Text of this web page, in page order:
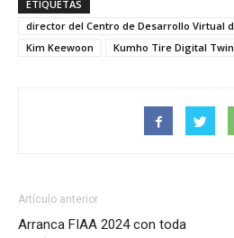
ETIQUETAS
director del Centro de Desarrollo Virtual
Kim Keewoon
Kumho Tire Digital Twin
Artículo anterior
Arranca FIAA 2024 con toda